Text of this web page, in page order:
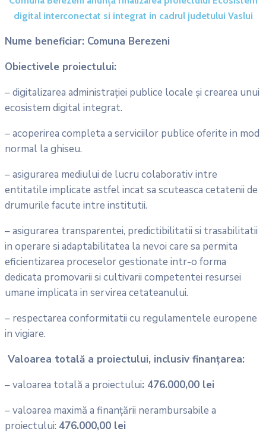
digital interconectat si integrat in cadrul judetului Vaslui
Nume beneficiar: Comuna Berezeni
Obiectivele proiectului:
– digitalizarea administrației publice locale și crearea unui
ecosistem digital integrat.
– acoperirea completa a serviciilor publice oferite in mod
normal la ghiseu.
– asigurarea mediului de lucru colaborativ intre
entitatile implicate astfel incat sa scuteasca cetatenii de
drumurile facute intre institutii.
– asigurarea transparentei, predictibilitatii si trasabilitatii
in operare si adaptabilitatea la nevoi care sa permita
eficientizarea proceselor gestionate intr-o forma
dedicata promovarii si cultivarii competentei resursei
umane implicata in servirea cetateanului.
– respectarea conformitatii cu regulamentele europene
in vigiare.
Valoarea totală a proiectului, inclusiv finanțarea:
– valoarea totală a proiectului: 476.000,00 lei
– valoarea maximă a finanțării nerambursabile a
proiectului: 476.000,00 lei